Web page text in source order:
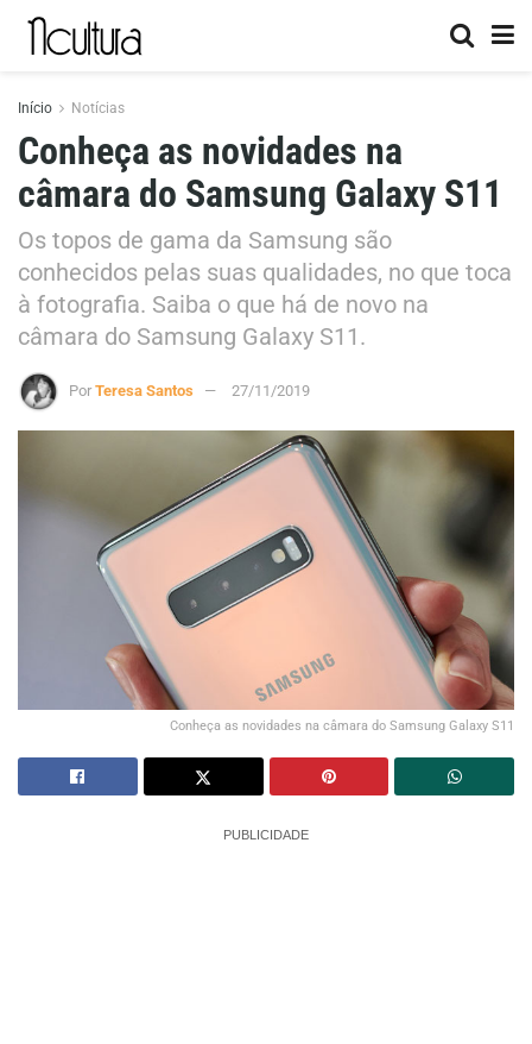
Início Notícias
Conheça as novidades na
câmara do Samsung Galaxy S11
Os topos de gama da Samsung são
conhecidos pelas suas qualidades, no que toca
à fotografia. Saiba o que há de novo na
câmara do Samsung Galaxy S11.
Por Teresa Santos 27/11/2019
Conheça as novidades na câmara do Samsung Galaxy S11
PUBLICIDADE